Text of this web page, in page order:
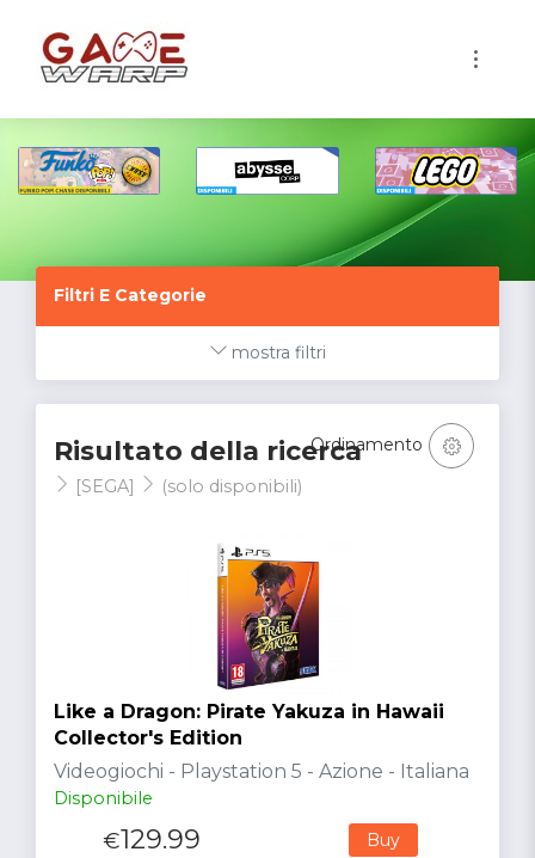
Filtri E Categorie
mostra filtri
Risultato della ricerca
[SEGA] (solo disponibili)
Ordinamento
Like a Dragon: Pirate Yakuza in Hawaii
Collector's Edition
Videogiochi - Playstation 5 - Azione - Italiana
Disponibile
€129.99 Buy